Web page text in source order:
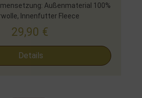
Außenmaterial 100%
Innenfutter Fleece
29,90 €
Details